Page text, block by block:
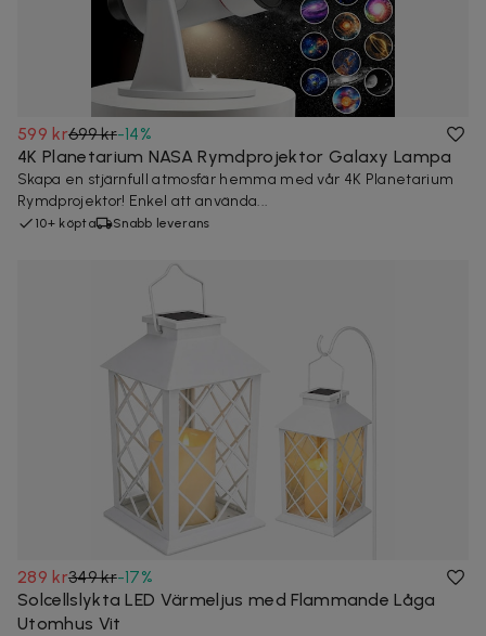
599 kr699 kr-14%
4K Planetarium NASA Rymdprojektor Galaxy Lampa
Skapa en stjärnfull atmosfär hemma med vår 4K Planetarium
Rymdprojektor! Enkel att använda...
10+ köpta Snabb leverans
289 kr349 kr-17%
Solcellslykta LED Värmeljus med Flammande Låga
Utomhus Vit